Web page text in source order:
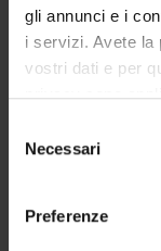
gli annunci e i
i servizi. Avete la
vostri dati e per
privacy sono
modificare o
momento dalla
delNecessari
Preferenze
LABORATORI DI
CENTRI DI
Contatti